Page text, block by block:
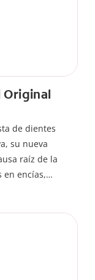
Original
de dientes
su nueva
raíz de la
en encías,